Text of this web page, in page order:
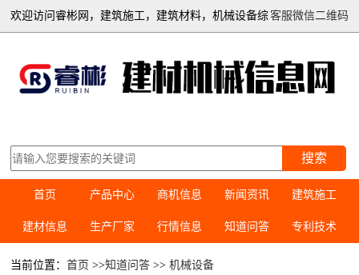
客服微信二维码
欢迎访问睿彬网，建筑施工，建筑材料，机械设备综
搜索
首页 产品中心 商机信息 新闻资讯 建筑施工
建材信息 生产厂家 行情信息 知道问答 专利技术
当前位置：首页 >>知道问答 >>机械设备